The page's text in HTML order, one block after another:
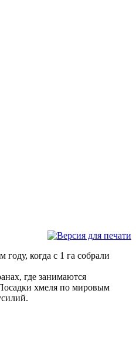
когда с 1 га собрали
где занимаются
хмеля по мировым